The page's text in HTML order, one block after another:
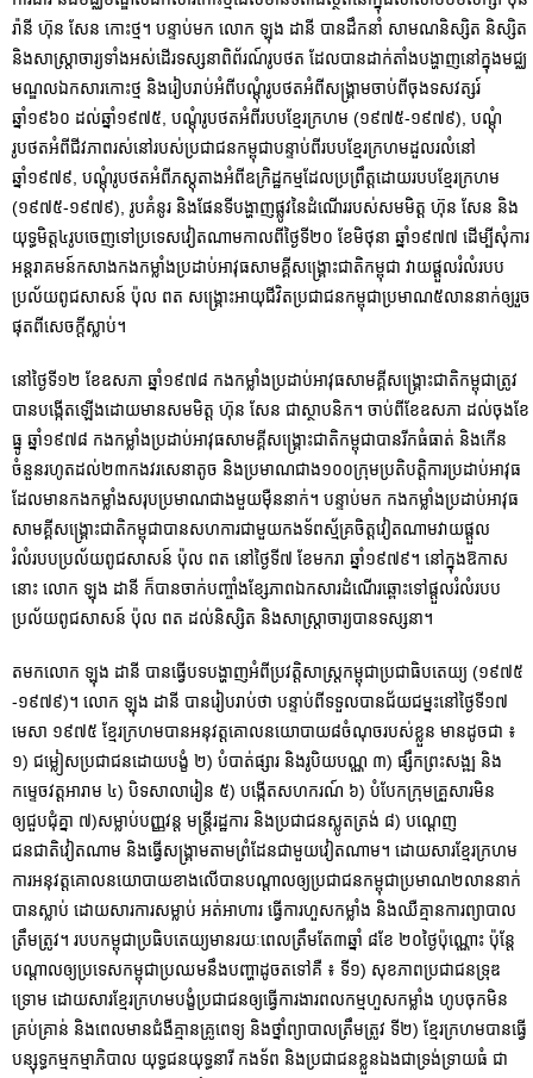
រ៉ានី ហ៊ុន សែន កោះថ្ម។ បន្ទាប់មក លោក ឡុង ដានី បានដឹកនាំ សាមណនិស្សិត និស្សិត
និងសាស្ត្រាចារ្យទាំងអស់ដើរទស្សនាពិព័រណ៍រូបថត ដែលបានដាក់តាំងបង្ហាញនៅក្នុងមជ្ឈ​
មណ្ឌលឯកសារកោះថ្ម និងរៀបរាប់អំពីបណ្តុំរូបថតអំពីសង្គ្រាមចាប់ពីចុងទសវត្សរ៍
ឆ្នាំ១៩៦០ ដល់ឆ្នាំ១៩៧៥, បណ្តុំរូបថតអំពីរបបខ្មែរក្រហម (១៩៧៥-១៩៧៩), បណ្តុំ
រូបថតអំពីជីវភាពរស់នៅរបស់ប្រជាជនកម្ពុជាបន្ទាប់ពីរបបខ្មែរក្រហមដួលរលំនៅ
ឆ្នាំ១៩៧៩, បណ្តុំរូបថតអំពីភស្តុតាងអំពីឧក្រិដ្ឋកម្មដែលប្រព្រឹត្តដោយរបបខ្មែរក្រហម
(១៩៧៥-១៩៧៩), រូបគំនូរ និងផែនទីបង្ហាញផ្លូវនៃដំណើររបស់សមមិត្ត ហ៊ុន សែន និង
យុទ្ធមិត្ត៤រូបចេញទៅប្រទេសវៀតណាមកាលពីថ្ងៃទី២០ ខែមិថុនា ឆ្នាំ១៩៧៧ ដើម្បីសុំការ
អន្តរាគមន៍កសាងកងកម្លាំងប្រដាប់អាវុធសាមគ្គីសង្គ្រោះជាតិកម្ពុជា វាយផ្តួលរំលំរបប
ប្រល័យពូជសាសន៍ ប៉ុល ពត សង្រ្គោះអាយុជីវិតប្រជាជនកម្ពុជាប្រមាណ៥លាននាក់ឲ្យរួច
ផុតពីសេចក្តីស្លាប់។
នៅថ្ងៃទី១២ ខែឧសភា ឆ្នាំ១៩៧៨ កងកម្លាំងប្រដាប់អាវុធសាមគ្គីសង្គ្រោះជាតិកម្ពុជាត្រូវ
បានបង្កើតឡើងដោយមានសមមិត្ត ហ៊ុន សែន ជាស្ថាបនិក។ ចាប់ពីខែឧសភា ដល់ចុងខែ
ធ្នូ ឆ្នាំ១៩៧៨ កងកម្លាំងប្រដាប់អាវុធសាមគ្គីសង្រ្គោះជាតិកម្ពុជាបានរីកធំធាត់ និងកើន
ចំនួនរហូតដល់២៣កងវរសេនាតូច និងប្រមាណជាង១០០ក្រុមប្រតិបត្តិការប្រដាប់អាវុធ
ដែលមានកងកម្លាំងសរុបប្រមាណជាងមួយម៉ឺននាក់។ បន្ទាប់មក កងកម្លាំងប្រដាប់អាវុធ
សាមគ្គីសង្រ្គោះជាតិកម្ពុជាបានសហការជាមួយកងទ័ពស្ម័គ្រចិត្តវៀតណាមវាយផ្តួល
រំលំរបបប្រល័យពូជសាសន៍ ប៉ុល ពត នៅថ្ងៃទី៧ ខែមករា ឆ្នាំ១៩៧៩។ នៅក្នុងឱកាស
នោះ លោក ឡុង ដានី ក៏បានចាក់បញ្ចាំងខ្សែភាពឯកសារដំណើរឆ្ពោះទៅផ្តួលរំលំរបប
ប្រល័យពូជសាសន៍ ប៉ុល ពត ដល់និស្សិត និងសាស្ត្រាចារ្យបានទស្សនា។
តមកលោក ឡុង ដានី បានធ្វើបទបង្ហាញអំពីប្រវត្តិសាស្ត្រកម្ពុជាប្រជាធិបតេយ្យ (១៩៧៥
-១៩៧៩)។ លោក ឡុង ដានី បានរៀបរាប់ថា បន្ទាប់ពីទទួលបានជ័យជម្នះនៅថ្ងៃទី១៧
មេសា ១៩៧៥ ខ្មែរក្រហមបានអនុវត្តគោលនយោបាយ៨ចំណុចរបស់ខ្លួន មានដូចជា ៖
១) ជម្លៀសប្រជាជនដោយបង្ខំ ២) បំបាត់ផ្សារ និងរូបិយបណ្ណ ៣) ផ្សឹកព្រះសង្ឍ និង
កម្ទេចវត្តអារាម ៤) បិទសាលារៀន ៥) បង្កើតសហករណ៍ ៦) បំបែកក្រុមគ្រួសារមិន
ឲ្យជួបជុំគ្នា ៧)សម្លាប់បញ្ញវន្ត មន្ត្រីរដ្ឋការ និងប្រជាជនស្លូតត្រង់ ៨) បណ្តេញ
ជនជាតិវៀតណាម និងធ្វើសង្រ្គាមតាមព្រំដែនជាមួយវៀតណាម។ ដោយសារខ្មែរក្រហម
ការអនុវត្តគោលនយោបាយខាងលើបានបណ្តាលឲ្យប្រជាជនកម្ពុជាប្រមាណ២លាននាក់
បានស្លាប់ ដោយសារការសម្លាប់ អត់អាហារ ធ្វើការហួសកម្លាំង និងឈឺគ្មានការព្យាបាល
ត្រឹមត្រូវ។ របបកម្ពុជាប្រធិបតេយ្យមានរយៈពេលត្រឹមតែ៣ឆ្នាំ ៨ខែ ២០ថ្ងៃប៉ុណ្ណោះ ប៉ុន្តែ
បណ្តាលឲ្យប្រទេសកម្ពុជាប្រឈមនឹងបញ្ហាដូចតទៅគឺ ៖ ទី១) សុខភាពប្រជាជនទ្រុឌ
ទ្រោម ដោយសារខ្មែរក្រហមបង្ខំប្រជាជនឲ្យធ្វើការងារពលកម្មហួសកម្លាំង ហូបចុកមិន
គ្រប់គ្រាន់ និងពេលមានជំងឺគ្មានគ្រូពេទ្យ និងថ្នាំព្យាបាលត្រឹមត្រូវ ទី២) ខ្មែរក្រហមបានធ្វើ
បន្សុទ្ធកម្មកម្មាភិបាល យុទ្ធជនយុទ្ធនារី កងទ័ព និងប្រជាជនខ្លួនឯងជាទ្រង់ទ្រាយធំ ជា